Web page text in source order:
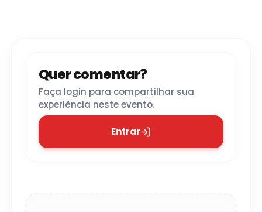
Quer comentar?
Faça login para compartilhar sua
experiência neste evento.
Entrar